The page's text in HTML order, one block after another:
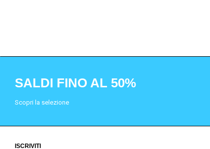
SALDI FINO AL 50%
Scopri la selezione
ISCRIVITI